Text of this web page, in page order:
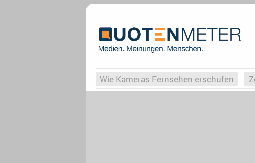
Wie Kameras Fernsehen erschufen